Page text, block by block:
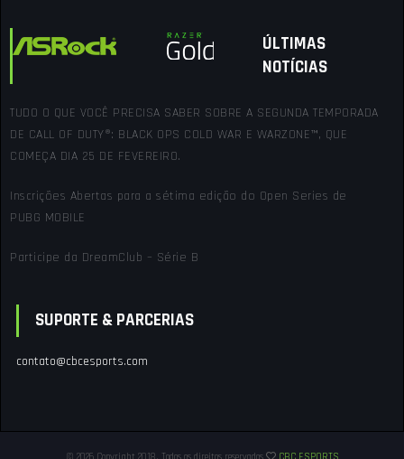
ÚLTIMAS
NOTÍCIAS
TUDO O QUE VOCÊ PRECISA SABER SOBRE A SEGUNDA TEMPORADA
DE CALL OF DUTY®: BLACK OPS COLD WAR E WARZONE™, QUE
COMEÇA DIA 25 DE FEVEREIRO.
Inscrições Abertas para a sétima edição do Open Series de
PUBG MOBILE
Participe da DreamClub – Série B
SUPORTE & PARCERIAS
contato@cbcesports.com